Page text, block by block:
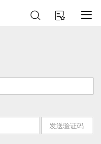
我的购物车
索
发送验证码